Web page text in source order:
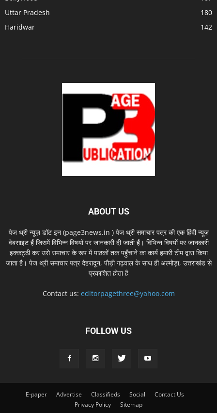
Uttar Pradesh
180
Haridwar
142
ABOUT US
पेज थ्री न्यूज़ डॉट इन (page3news.in ) पेज थ्री समाचार पत्र की एक हिंदी न्यूज़
वेबसाइट हैं जिसमें विभिन्न विषयों पर जानकारी दी जाती हैं। विभिन्न विषयों पर जानकारी
इक्कट्ठी कर उसे समाचार के रूप में पाठकों तक पहुँचाने का कार्य हमारी टीम द्वारा किया
जाता है। पेज थ्री समाचार पत्र देहरादून, पौड़ी गढ़वाल के साथ ही अल्मोड़ा, उत्तराखंड से
प्रकाशित होता है
Contact us: editorpagethree@yahoo.com
FOLLOW US
E-paper Advertise Classifieds Social
Contact Us
Privacy Policy
Sitemap